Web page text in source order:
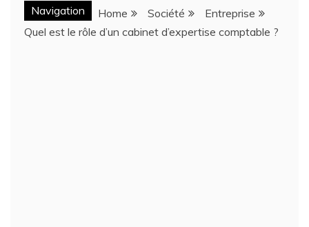
Navigation Home Société
Entreprise
Quel est le rôle d’un cabinet d’expertise comptable ?